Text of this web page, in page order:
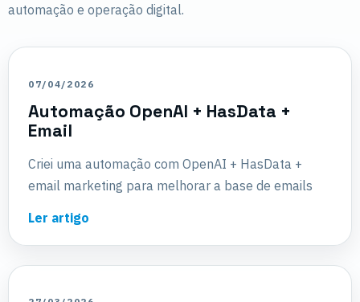
automação e operação digital.
07/04/2026
Automação OpenAI + HasData +
Email
Criei uma automação com OpenAI + HasData +
email marketing para melhorar a base de emails
Ler artigo